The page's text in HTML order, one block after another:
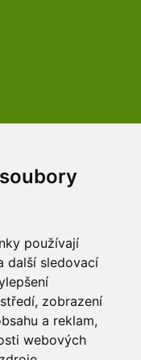
používají
další sledovací
zobrazení
a reklam,
webových
Youtube kanál arboreta